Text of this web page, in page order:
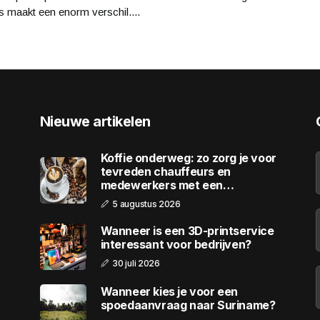
maakt een enorm verschil....
Nieuwe artikelen
Koffie onderweg: zo zorg je voor
tevreden chauffeurs en
medewerkers met een
wagenpark
5 augustus 2026
Wanneer is een 3D-printservice
interessant voor bedrijven?
30 juli 2026
Wanneer kies je voor een
spoedaanvraag naar Suriname?